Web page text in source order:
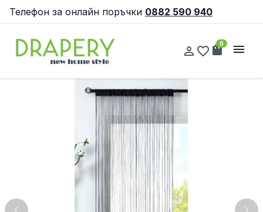
Телефон за онлайн поръчки 0882 590 940
person_outline favorite_border shopping_bag
0 menu